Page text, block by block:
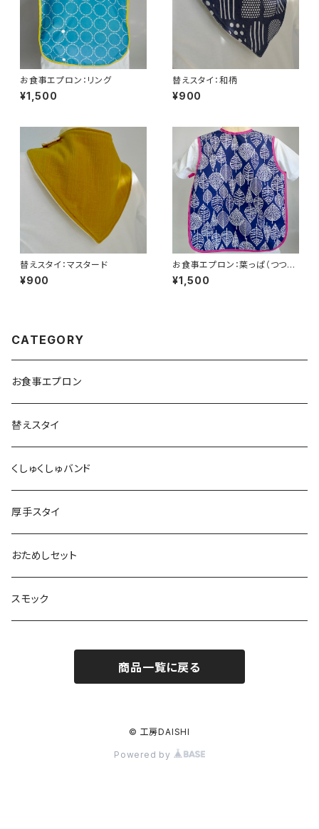
お食事エプロン：リング
¥1,500
替えスタイ：和柄
¥900
替えスタイ：マスタード
¥900
お食事エプロン：葉っぱ（つつじ
色）
¥1,500
CATEGORY
お食事エプロン
替えスタイ
くしゅくしゅバンド
厚手スタイ
おためしセット
スモック
商品一覧に戻る
© 工房DAISHI
Powered by